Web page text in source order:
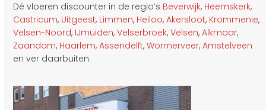
Dé vloeren discounter in de regio’s Beverwijk, Heemskerk,
Castricum, Uitgeest, Limmen, Heiloo,Akersloot, Krommenie,
Velsen-Noord, IJmuiden,Velserbroek,Velsen,Alkmaar,
Zaandam, Haarlem, Assendelft,Wormerveer,Amstelveen
en ver daarbuiten.